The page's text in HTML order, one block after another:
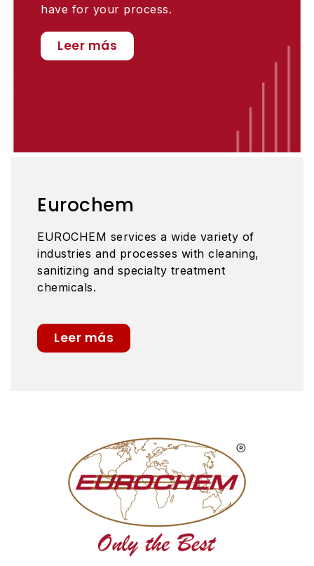
have for your process.
Leer más
Eurochem
EUROCHEM services a wide variety of
industries and processes with cleaning,
sanitizing and specialty treatment
chemicals.
Leer más